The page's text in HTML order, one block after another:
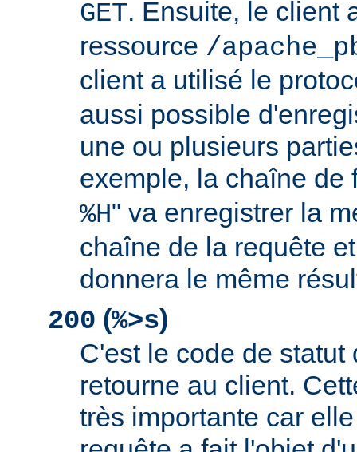
GET. Ensuite, le client
ressource /
client a utilisé le
aussi possible
une ou plusieurs
exemple, la chaîne de
%H" va enregistrer la
chaîne de la requête
donnera le même
200 (%>s)
C'est le code de statut
retourne au client.
très importante car